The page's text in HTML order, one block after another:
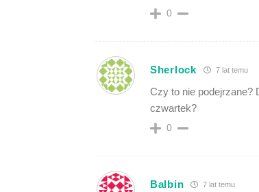
0
Sherlock 7 lat temu
Czy to nie podejrzane?
czwartek?
0
Balbin 7 lat temu